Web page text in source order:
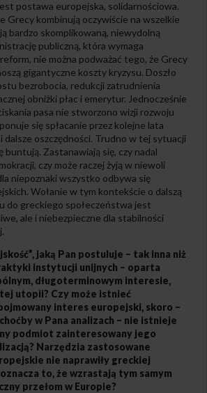
postawa europejska, solidarnościowa.
Grecy kombinują oczywiście na wszelkie
bardzo skomplikowaną, niewydolną
publiczną, która wymaga
nie można podważać tego, że Grecy
gigantyczne koszty kryzysu. Doszło
bezrobocia, redukcji zatrudnienia
obniżki płac i emerytur. Jednocześnie
pasa nie stworzono wizji rozwoju
się spłacanie przez kolejne lata
dalsze oszczędności. Trudno w tej sytuacji
buntują. Zastanawiają się, czy nadal
czy może raczej żyją w niewoli
niepoznaki wszystko odbywa się
Wołanie w tym kontekście o dalszą
do greckiego społeczeństwa jest
ale i niebezpieczne dla stabilności
jaką Pan postuluje – tak inna niż
instytucji unijnych – oparta
długoterminowym interesie,
utopii? Czy może istnieć
interes europejski, skoro –
w Pana analizach – nie istnieje
podmiot zainteresowany jego
Narzędzia zastosowane
nie naprawiły greckiej
to, że wzrastają tym samym
przełom w Europie?